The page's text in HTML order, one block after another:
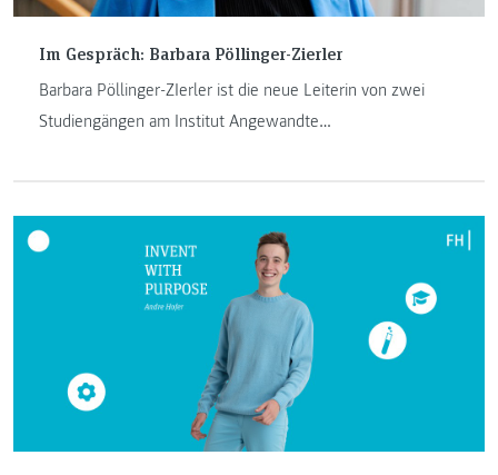
Im Gespräch: Barbara Pöllinger-Zierler
Barbara Pöllinger-ZIerler ist die neue Leiterin von zwei
Studiengängen am Institut Angewandte